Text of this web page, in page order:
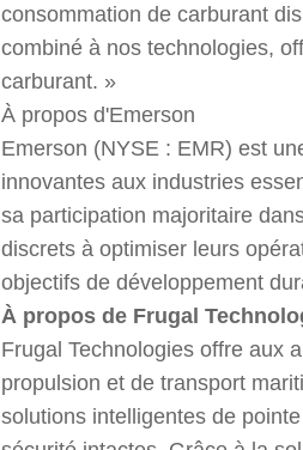
consommation de carburant
combiné à nos technologies,
carburant. »
À propos d'Emerson
Emerson (NYSE : EMR) est
innovantes aux industries
sa participation majoritaire
discrets à optimiser leurs
objectifs de développement
À propos de Frugal
Frugal Technologies offre aux
propulsion et de transport
solutions intelligentes de